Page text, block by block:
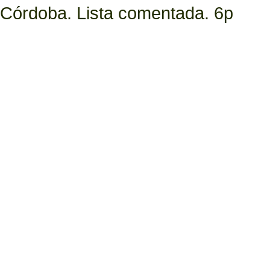
Córdoba. Lista comentada. 6p